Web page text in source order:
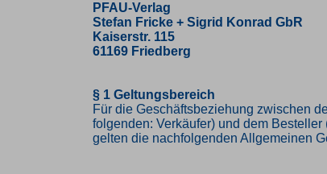
PFAU-Verlag
Stefan Fricke + Sigrid Konrad GbR
Kaiserstr. 115
61169 Friedberg
§ 1 Geltungsbereich
Für die Geschäftsbeziehung zwischen
folgenden: Verkäufer) und dem
gelten die nachfolgenden Allgemeinen